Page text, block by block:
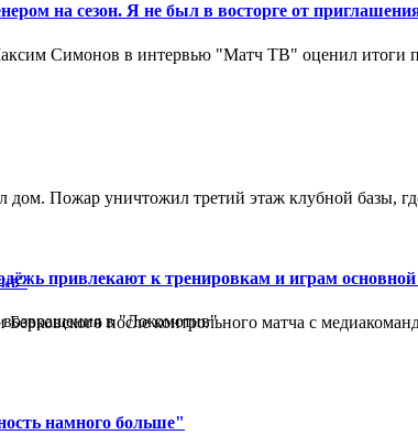
на сезон. Я не был в восторге от
Симонов в интервью "Матч ТВ" оценил итоги
Пожар уничтожил третий этаж клубной базы,
привлекают к тренировкам и играм
после контрольного матча с
намного больше"
в "Локомотив"